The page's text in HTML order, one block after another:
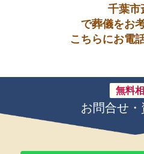
千葉市
で葬儀をお
こちらにお電
無料
お問合せ